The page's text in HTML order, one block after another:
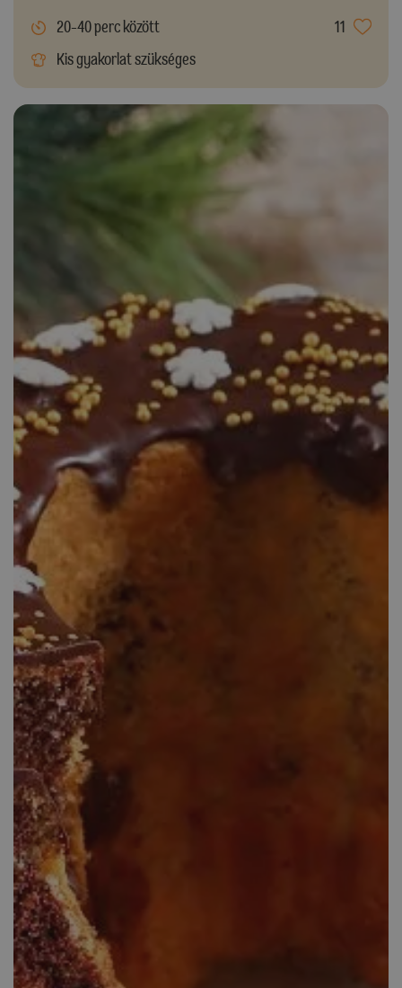
20-40 perc között
11
Kis gyakorlat szükséges